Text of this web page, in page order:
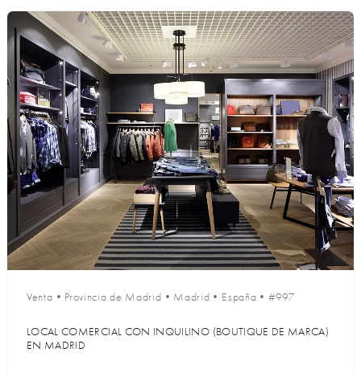
Venta • Provincia de Madrid • Madrid • España •#997
LOCAL COMERCIAL CON INQUILINO (BOUTIQUE DE MARCA)
EN MADRID